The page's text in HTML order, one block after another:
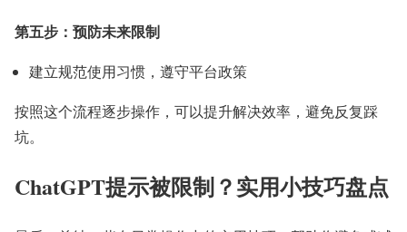
第五步：预防未来限制
建立规范使用习惯，遵守平台政策
按照这个流程逐步操作，可以提升解决效率，避免反复踩
坑。
ChatGPT提示被限制？实用小技巧盘点